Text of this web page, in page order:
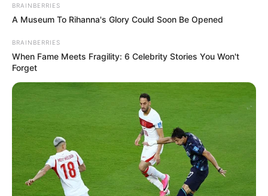
BRAINBERRIES
A Museum To Rihanna's Glory Could Soon Be Opened
BRAINBERRIES
When Fame Meets Fragility: 6 Celebrity Stories You Won't
Forget